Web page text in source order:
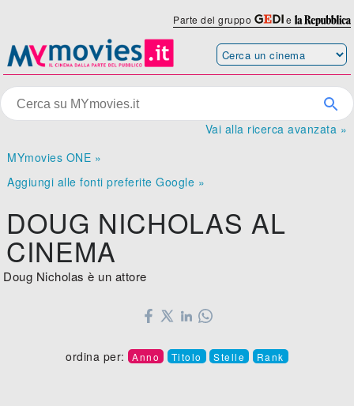
Parte del gruppo e
Vai alla ricerca avanzata »
MYmovies ONE »
Aggiungi alle fonti preferite Google »
DOUG NICHOLAS AL
CINEMA
Doug Nicholas è un attore
ordina per: Anno Titolo Stelle Rank